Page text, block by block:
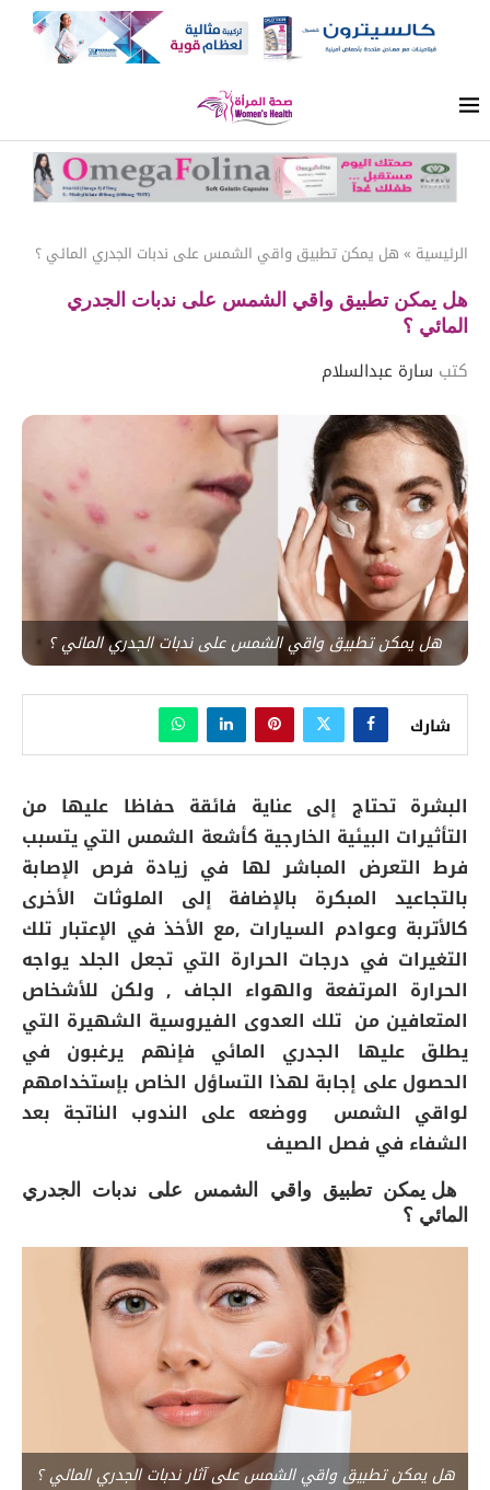
الرئيسية » هل يمكن تطبيق واقي الشمس على ندبات الجدري المائي ؟
هل يمكن تطبيق واقي الشمس على ندبات الجدري
المائي ؟
كتب سارة عبدالسلام
هل يمكن تطبيق واقي الشمس على ندبات الجدري المائي ؟
شارك
البشرة تحتاج إلى عناية فائقة حفاظا عليها من
التأثيرات البيئية الخارجية كأشعة الشمس التي يتسبب
فرط التعرض المباشر لها في زيادة فرص الإصابة
بالتجاعيد المبكرة بالإضافة إلى الملوثات الأخرى
كالأتربة وعوادم السيارات ,مع الأخذ في الإعتبار تلك
التغيرات في درجات الحرارة التي تجعل الجلد يواجه
الحرارة المرتفعة والهواء الجاف , ولكن للأشخاص
المتعافين من تلك العدوى الفيروسية الشهيرة التي
يطلق عليها الجدري المائي فإنهم يرغبون في
الحصول على إجابة لهذا التساؤل الخاص بإستخدامهم
لواقي الشمس ووضعه على الندوب الناتجة بعد
الشفاء في فصل الصيف
هل يمكن تطبيق واقي الشمس على ندبات الجدري
المائي ؟
هل يمكن تطبيق واقي الشمس على آثار ندبات الجدري المائي ؟